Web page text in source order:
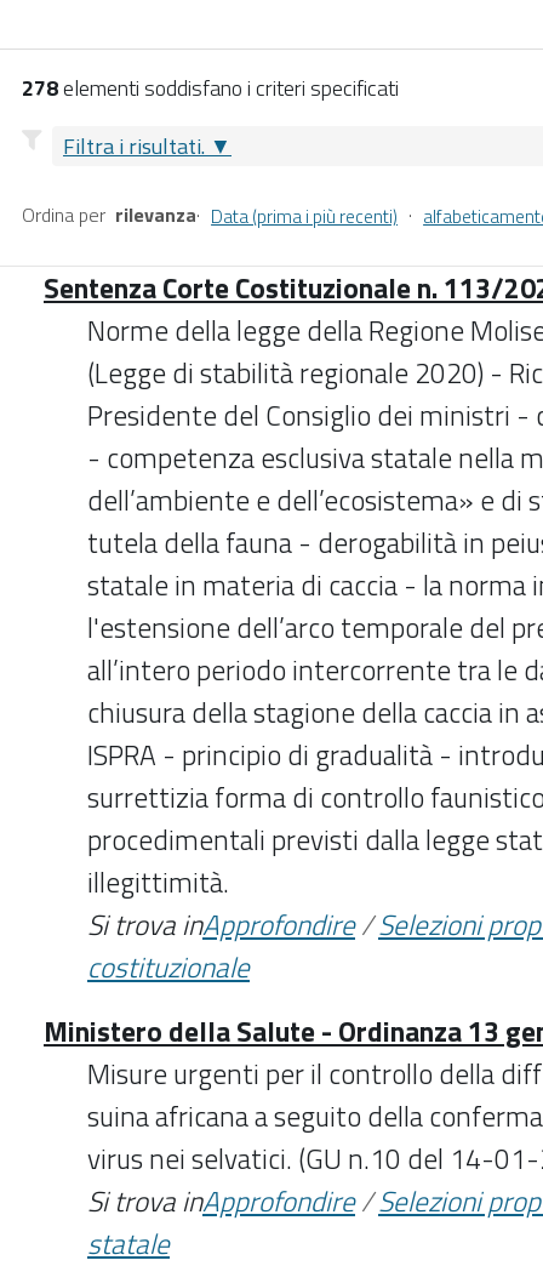
278elementi soddisfano i criteri specificati
Filtra i risultati.
Ordina per rilevanza· Data (prima i più recenti) ·
Sentenza Corte Costituzionale n. 113/
Norme della legge della Regione
(Legge di stabilità regionale 2020) -
Presidente del Consiglio dei ministri -
- competenza esclusiva statale nella
dell’ambiente e dell’ecosistema» e
tutela della fauna - derogabilità in
statale in materia di caccia - la
l'estensione dell’arco temporale del
all’intero periodo intercorrente tra le
chiusura della stagione della caccia in
ISPRA - principio di gradualità -
surrettizia forma di controllo
procedimentali previsti dalla legge
illegittimità.
Si trova inApprofondire/Selezioni
costituzionale
Ministero della Salute - Ordinanza 13
Misure urgenti per il controllo della
suina africana a seguito della
virus nei selvatici. (GU n.10 del 14-
Si trova inApprofondire/Selezioni
statale